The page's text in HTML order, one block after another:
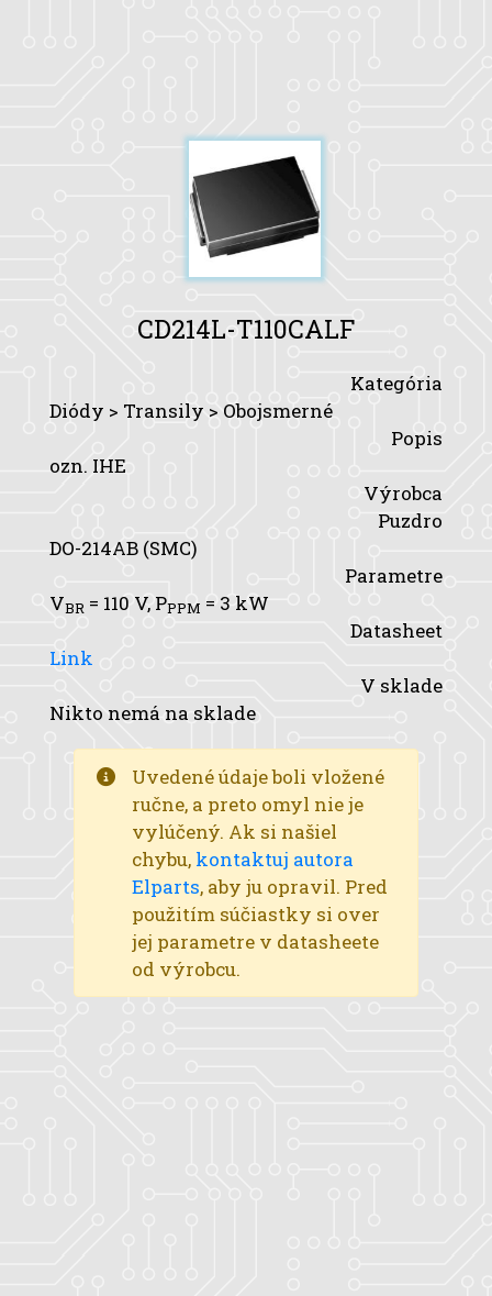
CD214L-T110CALF
Kategória
Diódy > Transily > Obojsmerné
Popis
ozn. IHE
Výrobca
Puzdro
DO-214AB (SMC)
Parametre
VBR = 110 V, PPPM = 3 kW
Datasheet
Link
V sklade
Nikto nemá na sklade
Uvedené údaje boli vložené
ručne, a preto omyl nie je
vylúčený. Ak si našiel
chybu, kontaktuj autora
Elparts, aby ju opravil. Pred
použitím súčiastky si over
jej parametre v datasheete
od výrobcu.